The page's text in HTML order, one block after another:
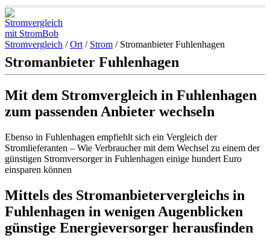
Stromvergleich /Ort / Strom / Stromanbieter Fuhlenhagen
Stromanbieter Fuhlenhagen
Mit dem Stromvergleich in Fuhlenhagen
zum passenden Anbieter wechseln
Ebenso in Fuhlenhagen empfiehlt sich ein Vergleich der
Stromlieferanten – Wie Verbraucher mit dem Wechsel zu einem der
günstigen Stromversorger in Fuhlenhagen einige hundert Euro
einsparen können
Mittels des Stromanbietervergleichs in
Fuhlenhagen in wenigen Augenblicken
günstige Energieversorger herausfinden